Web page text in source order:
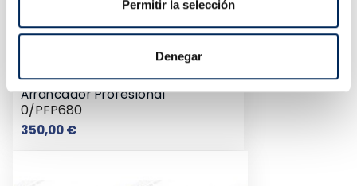
Permitir la selección
Denegar
Arrancador Profesional
0/PFP680
350,00 €Precio